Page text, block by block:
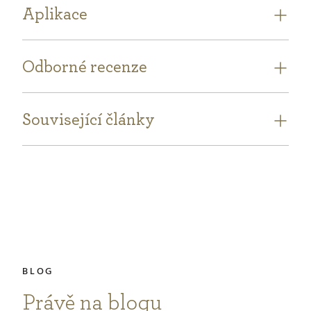
Aplikace
Odborné recenze
Související články
Právě na blogu